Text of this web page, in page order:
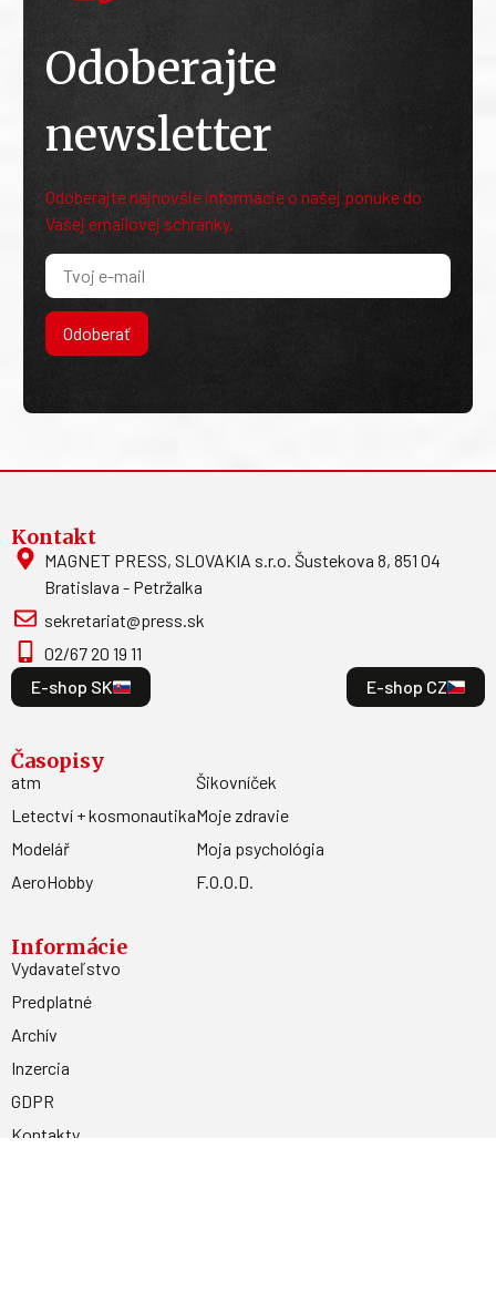
Odoberajte
newsletter
Odoberajte najnovšie informácie o našej ponuke do
Vašej emailovej schránky.
Odoberať
Kontakt
MAGNET PRESS, SLOVAKIA s.r.o. Šustekova 8, 851 04
Bratislava - Petržalka
sekretariat@press.sk
02/67 20 19 11
E-shop SK
E-shop CZ
Časopisy
atm
Letectví + kosmonautika
Modelář
AeroHobby
Šikovníček
Moje zdravie
Moja psychológia
F.O.O.D.
Informácie
Vydavateľstvo
Predplatné
Archív
Inzercia
GDPR
Kontakty